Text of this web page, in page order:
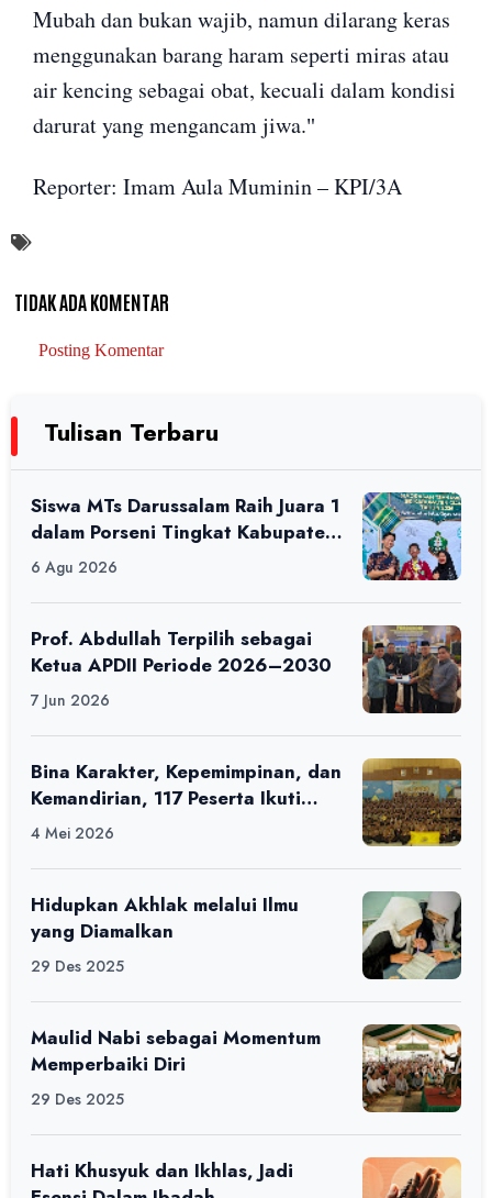
Mubah dan bukan wajib, namun dilarang keras
menggunakan barang haram seperti miras atau
air kencing sebagai obat, kecuali dalam kondisi
darurat yang mengancam jiwa."
Reporter: Imam Aula Muminin – KPI/3A
TIDAK ADA KOMENTAR
Posting Komentar
Tulisan Terbaru
Siswa MTs Darussalam Raih Juara 1
dalam Porseni Tingkat Kabupaten
6 Agu 2026
Prof. Abdullah Terpilih sebagai
Ketua APDII Periode 2026–2030
7 Jun 2026
Bina Karakter, Kepemimpinan, dan
Kemandirian, 117 Peserta Ikuti
Alfaro Camp di MAN 1 Darussalam
4 Mei 2026
Hidupkan Akhlak melalui Ilmu
yang Diamalkan
29 Des 2025
Maulid Nabi sebagai Momentum
Memperbaiki Diri
29 Des 2025
Hati Khusyuk dan Ikhlas, Jadi